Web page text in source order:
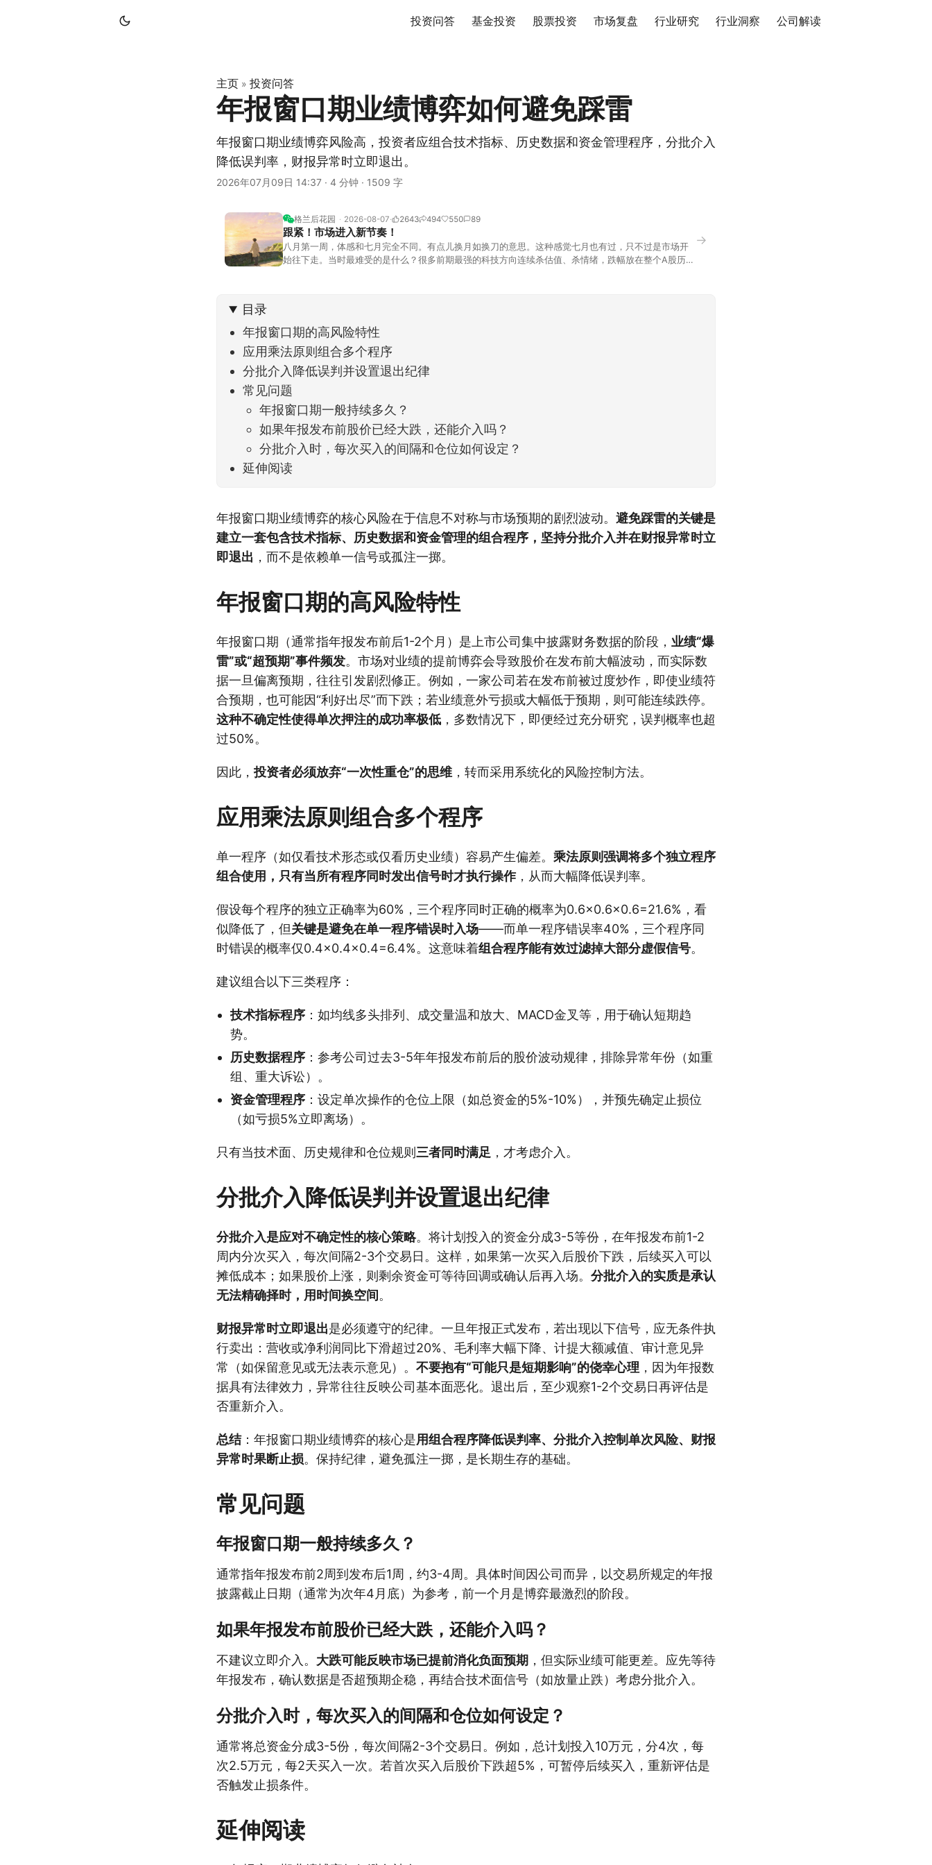
投资问答 基金投资 股票投资 市场复盘 行业研究 行业洞察 公司解读
主页 » 投资问答
年报窗口期业绩博弈如何避免踩雷
年报窗口期业绩博弈风险高，投资者应组合技术指标、历史数据和资金管理程序，分批介入
降低误判率，财报异常时立即退出。
2026年07月09日 14:37 · 4 分钟 · 1509 字
格兰后花园 2026-08-07 2643 494 550 89
跟紧！市场进入新节奏！
八月第一周，体感和七月完全不同。有点儿换月如换刀的意思。这种感觉七月也有过，只不过是市场开
始往下走。当时最难受的是什么？很多前期最强的科技方向连续杀估值、杀情绪，跌幅放在整个A股历史
→
目录
年报窗口期的高风险特性
应用乘法原则组合多个程序
分批介入降低误判并设置退出纪律
常见问题
年报窗口期一般持续多久？
如果年报发布前股价已经大跌，还能介入吗？
分批介入时，每次买入的间隔和仓位如何设定？
延伸阅读
年报窗口期业绩博弈的核心风险在于信息不对称与市场预期的剧烈波动。 避免踩雷的关键是
建立一套包含技术指标、历史数据和资金管理的组合程序，坚持分批介入并在财报异常时立
即退出 ，而不是依赖单一信号或孤注一掷。
年报窗口期的高风险特性
年报窗口期（通常指年报发布前后1-2个月）是上市公司集中披露财务数据的阶段， 业绩“爆
雷”或“超预期”事件频发。市场对业绩的提前博弈会导致股价在发布前大幅波动，而实际数
据一旦偏离预期，往往引发剧烈修正。例如，一家公司若在发布前被过度炒作，即使业绩符
合预期，也可能因“利好出尽”而下跌；若业绩意外亏损或大幅低于预期，则可能连续跌停。
这种不确定性使得单次押注的成功率极低 ，多数情况下，即便经过充分研究，误判概率也超
过50%。
因此，投资者必须放弃“一次性重仓”的思维 ，转而采用系统化的风险控制方法。
应用乘法原则组合多个程序
单一程序（如仅看技术形态或仅看历史业绩）容易产生偏差。 乘法原则强调将多个独立程序
组合使用，只有当所有程序同时发出信号时才执行操作，从而大幅降低误判率。
假设每个程序的独立正确率为60%，三个程序同时正确的概率为0.6×0.6×0.6=21.6%，看
似降低了，但关键是避免在单一程序错误时入场——而单一程序错误率40%，三个程序同
时错误的概率仅0.4×0.4×0.4=6.4%。这意味着组合程序能有效过滤掉大部分虚假信号。
建议组合以下三类程序：
技术指标程序 ：如均线多头排列、成交量温和放大、MACD金叉等，用于确认短期趋
势。
历史数据程序 ：参考公司过去3-5年年报发布前后的股价波动规律，排除异常年份（如重
组、重大诉讼）。
资金管理程序 ：设定单次操作的仓位上限（如总资金的5%-10%），并预先确定止损位
（如亏损5%立即离场）。
只有当技术面、历史规律和仓位规则三者同时满足 ，才考虑介入。
分批介入降低误判并设置退出纪律
分批介入是应对不确定性的核心策略。将计划投入的资金分成3-5等份，在年报发布前1-2
周内分次买入，每次间隔2-3个交易日。这样，如果第一次买入后股价下跌，后续买入可以
摊低成本；如果股价上涨，则剩余资金可等待回调或确认后再入场。 分批介入的实质是承认
无法精确择时，用时间换空间。
财报异常时立即退出是必须遵守的纪律。一旦年报正式发布，若出现以下信号，应无条件执
行卖出：营收或净利润同比下滑超过20%、毛利率大幅下降、计提大额减值、审计意见异
常（如保留意见或无法表示意见）。 不要抱有“可能只是短期影响”的侥幸心理 ，因为年报数
据具有法律效力，异常往往反映公司基本面恶化。退出后，至少观察1-2个交易日再评估是
否重新介入。
总结：年报窗口期业绩博弈的核心是用组合程序降低误判率、分批介入控制单次风险、财报
异常时果断止损。保持纪律，避免孤注一掷，是长期生存的基础。
常见问题
年报窗口期一般持续多久？
通常指年报发布前2周到发布后1周，约3-4周。具体时间因公司而异，以交易所规定的年报
披露截止日期（通常为次年4月底）为参考，前一个月是博弈最激烈的阶段。
如果年报发布前股价已经大跌，还能介入吗？
不建议立即介入。 大跌可能反映市场已提前消化负面预期 ，但实际业绩可能更差。应先等待
年报发布，确认数据是否超预期企稳，再结合技术面信号（如放量止跌）考虑分批介入。
分批介入时，每次买入的间隔和仓位如何设定？
通常将总资金分成3-5份，每次间隔2-3个交易日。例如，总计划投入10万元，分4次，每
次2.5万元，每2天买入一次。若首次买入后股价下跌超5%，可暂停后续买入，重新评估是
否触发止损条件。
延伸阅读